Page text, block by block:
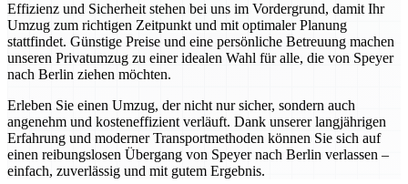
Effizienz und Sicherheit stehen bei uns im Vordergrund, damit Ihr
Umzug zum richtigen Zeitpunkt und mit optimaler Planung
stattfindet. Günstige Preise und eine persönliche Betreuung machen
unseren Privatumzug zu einer idealen Wahl für alle, die von Speyer
nach Berlin ziehen möchten.
Erleben Sie einen Umzug, der nicht nur sicher, sondern auch
angenehm und kosteneffizient verläuft. Dank unserer langjährigen
Erfahrung und moderner Transportmethoden können Sie sich auf
einen reibungslosen Übergang von Speyer nach Berlin verlassen –
einfach, zuverlässig und mit gutem Ergebnis.